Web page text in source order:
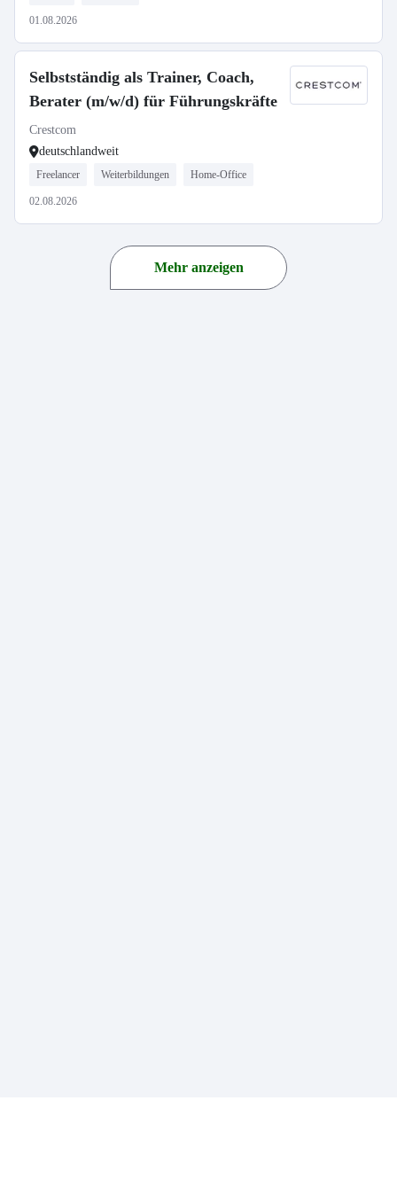
01.08.2026
Selbstständig als Trainer, Coach,
Berater (m/w/d) für Führungskräfte
Crestcom
deutschlandweit
Freelancer Weiterbildungen Home-Office
02.08.2026
Mehr anzeigen